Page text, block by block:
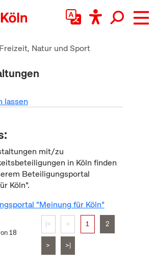
Freizeit, Natur und Sport
lassen
mit/zu
in Köln finden
Beteiligungsportal
Köln".
"Meinung für Köln"
18
|< < 1 2
> >|